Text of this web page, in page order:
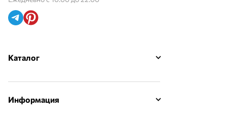
Каталог
Информация